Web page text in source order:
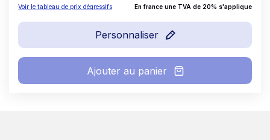
Voir le tableau de prix dégressifs En france une TVA de 20% s'applique
Personnaliser
Ajouter au panier